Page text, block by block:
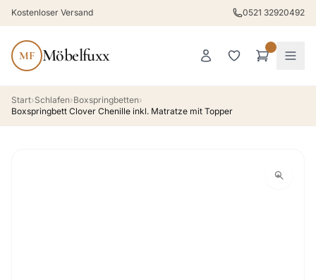
Kostenloser Versand 0521 32920492
MF Möbelfuxx
Start›Schlafen›Boxspringbetten›
Boxspringbett Clover Chenille inkl. Matratze mit Topper